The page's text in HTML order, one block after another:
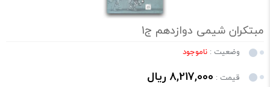
مبتکران شیمی دوازدهم ج1
وضعیت : ناموجود
قیمت : 8,217,000 ریال